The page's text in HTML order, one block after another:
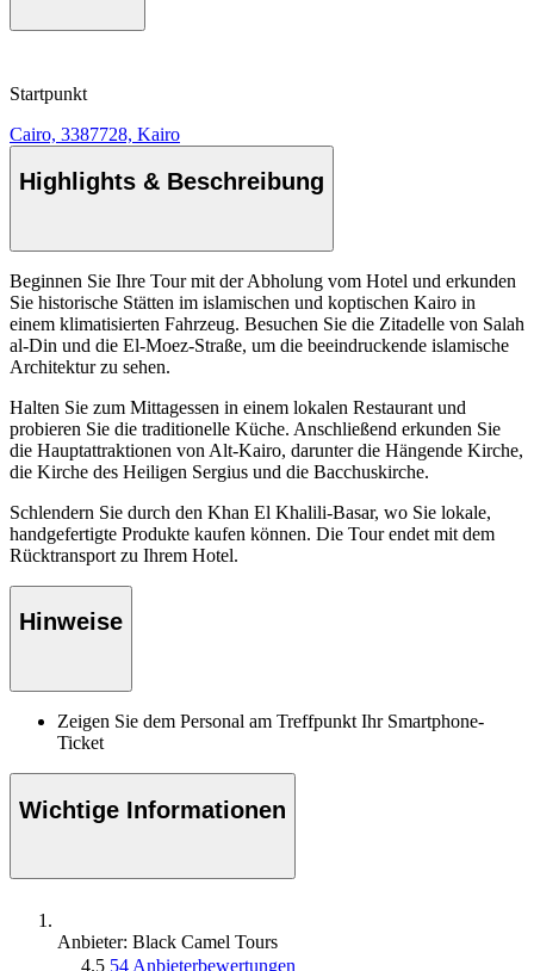
Startpunkt
Cairo, 3387728, Kairo
Highlights & Beschreibung
Beginnen Sie Ihre Tour mit der Abholung vom Hotel und erkunden
Sie historische Stätten im islamischen und koptischen Kairo in
einem klimatisierten Fahrzeug. Besuchen Sie die Zitadelle von Salah
al-Din und die El-Moez-Straße, um die beeindruckende islamische
Architektur zu sehen.
Halten Sie zum Mittagessen in einem lokalen Restaurant und
probieren Sie die traditionelle Küche. Anschließend erkunden Sie
die Hauptattraktionen von Alt-Kairo, darunter die Hängende Kirche,
die Kirche des Heiligen Sergius und die Bacchuskirche.
Schlendern Sie durch den Khan El Khalili-Basar, wo Sie lokale,
handgefertigte Produkte kaufen können. Die Tour endet mit dem
Rücktransport zu Ihrem Hotel.
Hinweise
Zeigen Sie dem Personal am Treffpunkt Ihr Smartphone-
Ticket
Wichtige Informationen
Anbieter: Black Camel Tours
4.5 54 Anbieterbewertungen